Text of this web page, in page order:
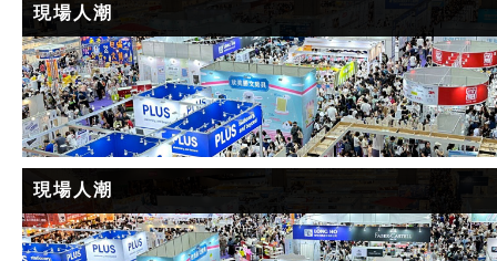
現場人潮
現場人潮